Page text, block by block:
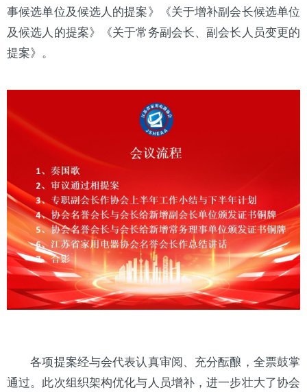
事候选单位及候选人的提案》《关于增补副会长候选单位
及候选人的提案》《关于常务副会长、副会长人员变更的
提案》。
各项提案经与会代表认真审阅、充分酝酿，全票鼓掌
通过。此次组织架构优化与人员增补，进一步壮大了协会